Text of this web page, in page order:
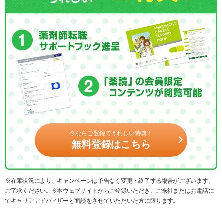
今ならご登録でうれしい特典！
無料登録はこちら
※在庫状況により、キャンペーンは予告なく変更・終了する場合がございます。
ご了承ください。※本ウェブサイトからご登録いただき、ご来社またはお電話に
てキャリアアドバイザーと面談をさせていただいた方に限ります。